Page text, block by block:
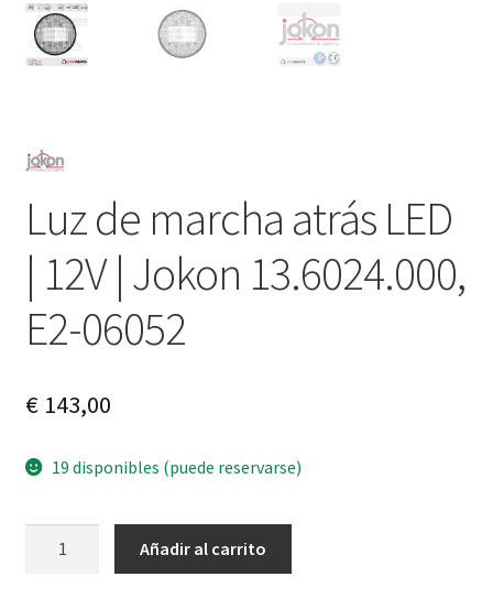
Luz de marcha atrás LED
| 12V | Jokon 13.6024.000,
E2-06052
€143,00
19 disponibles (puede reservarse)
Añadir al carrito